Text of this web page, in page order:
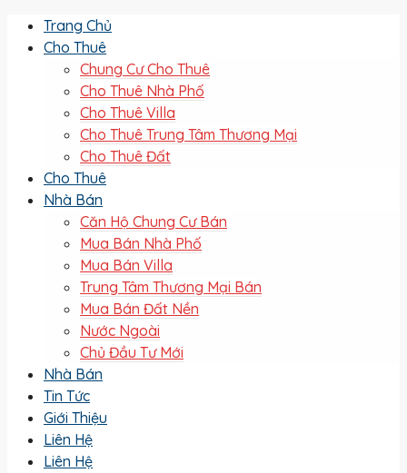
Trang Chủ
Cho Thuê
Chung Cư Cho Thuê
Cho Thuê Nhà Phố
Cho Thuê Villa
Cho Thuê Trung Tâm Thương Mại
Cho Thuê Đất
Cho Thuê
Nhà Bán
Căn Hộ Chung Cư Bán
Mua Bán Nhà Phố
Mua Bán Villa
Trung Tâm Thương Mại Bán
Mua Bán Đất Nền
Nước Ngoài
Chủ Đầu Tư Mới
Nhà Bán
Tin Tức
Giới Thiệu
Liên Hệ
Liên Hệ